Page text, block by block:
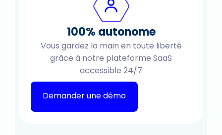
100% autonome
Vous gardez la main en toute liberté
grâce à notre plateforme SaaS
accessible 24/7
Demander une démo